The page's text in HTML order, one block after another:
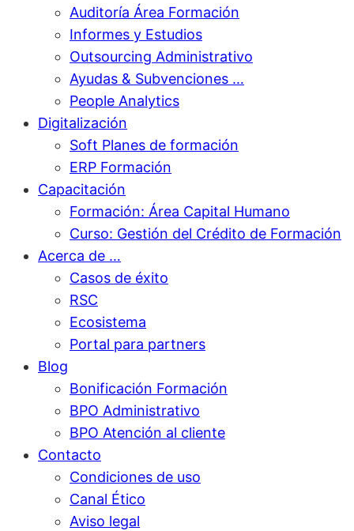
Auditoría Área Formación
Informes y Estudios
Outsourcing Administrativo
Ayudas & Subvenciones …
People Analytics
Digitalización
Soft Planes de formación
ERP Formación
Capacitación
Formación: Área Capital Humano
Curso: Gestión del Crédito de Formación
Acerca de …
Casos de éxito
RSC
Ecosistema
Portal para partners
Blog
Bonificación Formación
BPO Administrativo
BPO Atención al cliente
Contacto
Condiciones de uso
Canal Ético
Aviso legal